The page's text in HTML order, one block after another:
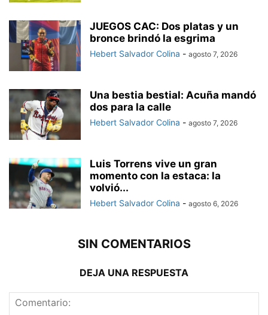
JUEGOS CAC: Dos platas y un
bronce brindó la esgrima
Hebert Salvador Colina - agosto 7, 2026
Una bestia bestial: Acuña mandó
dos para la calle
Hebert Salvador Colina - agosto 7, 2026
Luis Torrens vive un gran
momento con la estaca: la
volvió...
Hebert Salvador Colina - agosto 6, 2026
SIN COMENTARIOS
DEJA UNA RESPUESTA